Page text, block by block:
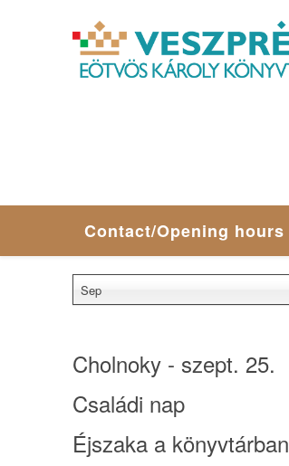
Contact/Opening hours
Sep
Cholnoky - szept. 25.
Családi nap
Éjszaka a könyvtárban